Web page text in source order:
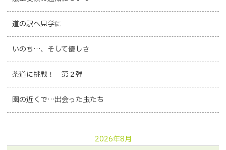
道の駅へ見学に
いのち…、そして優しさ
茶道に挑戦！ 第２弾
園の近くで…出会った虫たち
2026年8月